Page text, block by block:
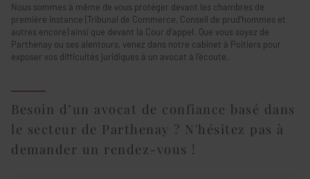
Nous sommes à même de vous protéger devant les chambres de
première instance (Tribunal de Commerce, Conseil de prud’hommes et
autres encore) ainsi que devant la Cour d’appel. Que vous soyez de
Parthenay ou ses alentours, venez dans notre cabinet à Poitiers pour
exposer vos difficultés juridiques à un avocat à l’écoute.
Besoin d’un avocat de confiance basé dans
le secteur de Parthenay ? N'hésitez pas à
demander un rendez-vous !